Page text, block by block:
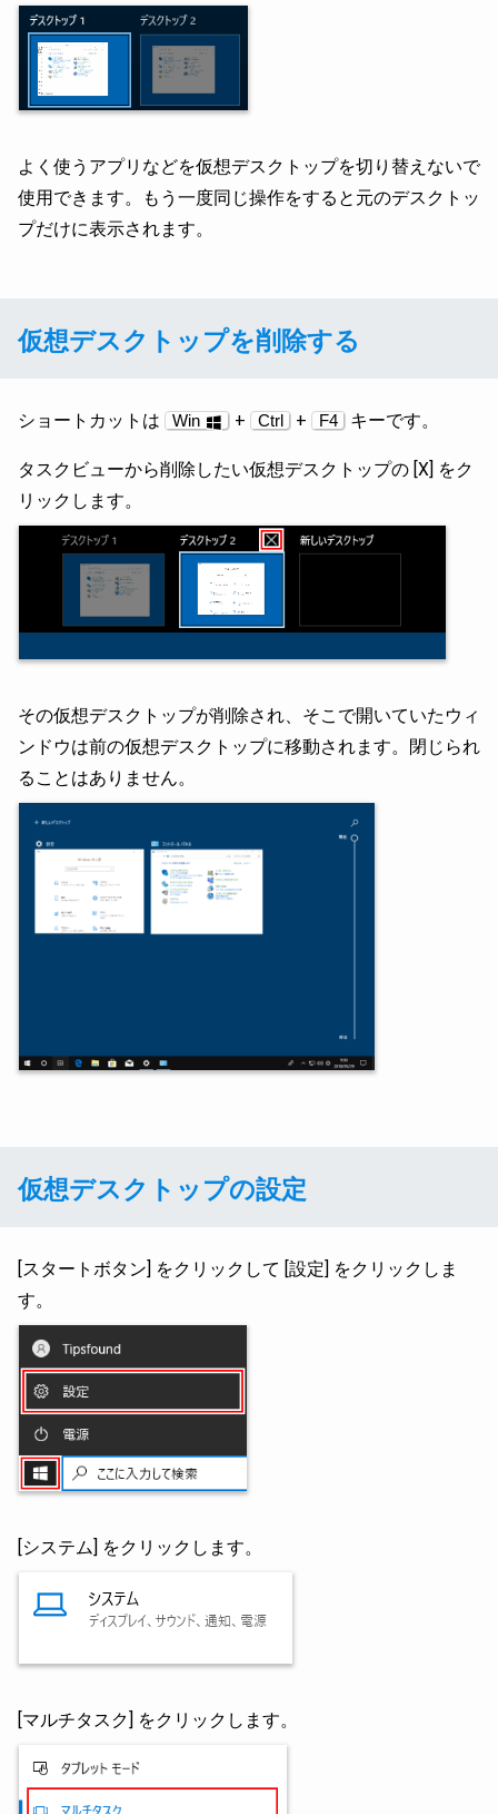
よく使うアプリなどを仮想デスクトップを切り替えないで
使用できます。もう一度同じ操作をすると元のデスクトッ
プだけに表示されます。
仮想デスクトップを削除する
ショートカットは Win + Ctrl + F4 キーです。
タスクビューから削除したい仮想デスクトップの [X] をク
リックします。
その仮想デスクトップが削除され、そこで開いていたウィ
ンドウは前の仮想デスクトップに移動されます。閉じられ
ることはありません。
仮想デスクトップの設定
[スタートボタン] をクリックして [設定] をクリックしま
す。
[システム] をクリックします。
[マルチタスク] をクリックします。